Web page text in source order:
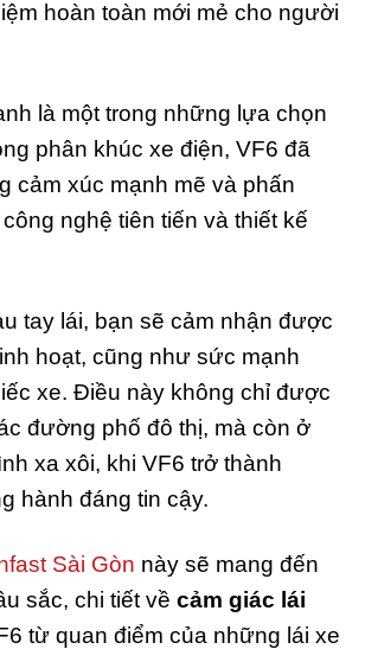
hoàn toàn mới mẻ cho người
là một trong những lựa chọn
phân khúc xe điện, VF6 đã
cảm xúc mạnh mẽ và phấn
nghệ tiên tiến và thiết kế
tay lái, bạn sẽ cảm nhận được
hoạt, cũng như sức mạnh
xe. Điều này không chỉ được
đường phố đô thị, mà còn ở
xa xôi, khi VF6 trở thành
hành đáng tin cậy.
Sài Gòn này sẽ mang đến
sắc, chi tiết về cảm giác lái
từ quan điểm của những lái xe